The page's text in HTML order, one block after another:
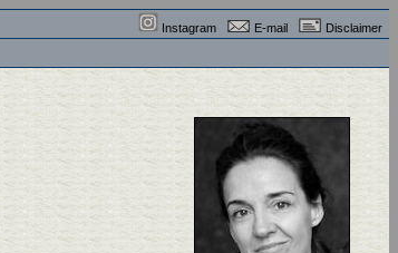
Instagram E-mail Disclaimer